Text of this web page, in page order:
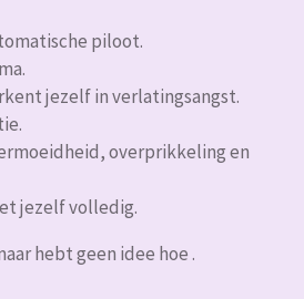
piloot.
jezelf in verlatingsangst.
overprikkeling en
jezelf volledig.
hebt geen idee hoe .